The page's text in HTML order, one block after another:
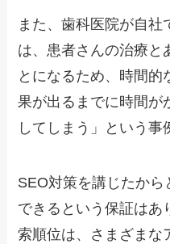
また、歯科医院が自社
は、患者さんの治療と
とになるため、時間
果が出るまでに時間が
してしまう」という事
SEO対策を講じたか
できるという保証はあ
索順位は、さまざまな